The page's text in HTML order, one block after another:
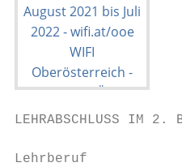
Lehrberuf